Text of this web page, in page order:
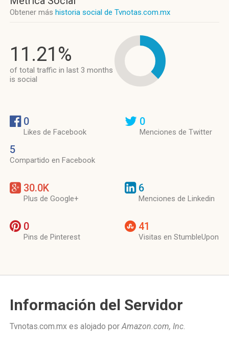
Obtener más historia social de Tvnotas.com.mx
11.21%
of total traffic in last 3 months
is social
0
Likes de Facebook
5
Compartido en Facebook
0
Menciones de Twitter
30.0K
Plus de Google+
6
Menciones de Linkedin
0
Pins de Pinterest
41
Visitas en StumbleUpon
Información del Servidor
Tvnotas.com.mx es alojado porAmazon.com, Inc.